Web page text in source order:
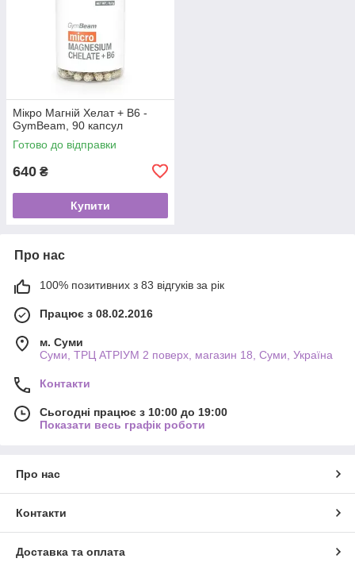
Мікро Магній Хелат + В6 -
GymBeam, 90 капсул
Готово до відправки
640 ₴
Купити
Про нас
100% позитивних з 83 відгуків за рік
Працює з 08.02.2016
м. Суми
Суми, ТРЦ АТРІУМ 2 поверх, магазин 18, Суми, Україна
Контакти
Сьогодні працює з 10:00 до 19:00
Показати весь графік роботи
Про нас
Контакти
Доставка та оплата